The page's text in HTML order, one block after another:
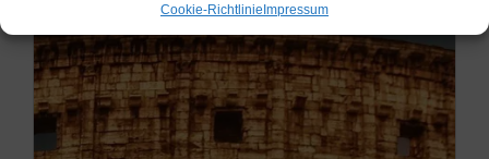
Cookie-RichtlinieImpressum